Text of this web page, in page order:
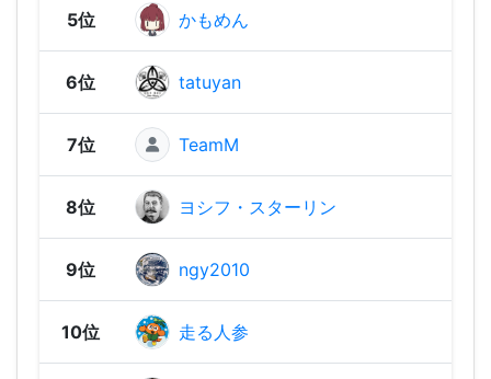
5位 かもめん
6位 tatuyan
7位 TeamM
8位 ヨシフ・スターリン
9位 ngy2010
10位 走る人参